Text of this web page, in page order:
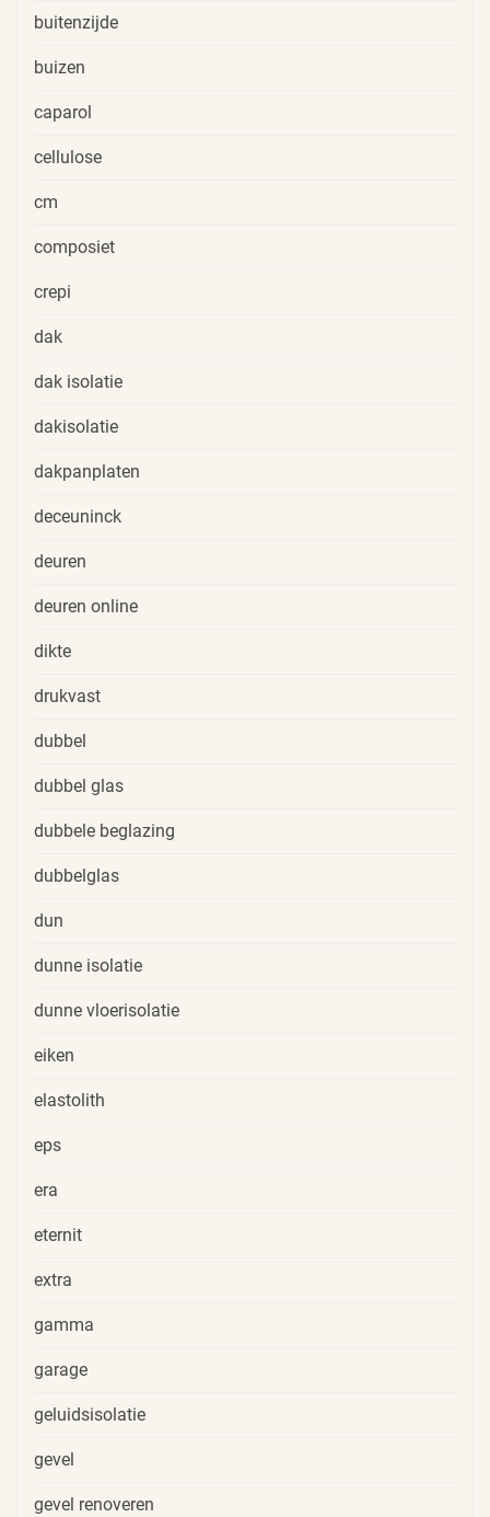
buitenzijde
buizen
caparol
cellulose
cm
composiet
crepi
dak
dak isolatie
dakisolatie
dakpanplaten
deceuninck
deuren
deuren online
dikte
drukvast
dubbel
dubbel glas
dubbele beglazing
dubbelglas
dun
dunne isolatie
dunne vloerisolatie
eiken
elastolith
eps
era
eternit
extra
gamma
garage
geluidsisolatie
gevel
gevel renoveren